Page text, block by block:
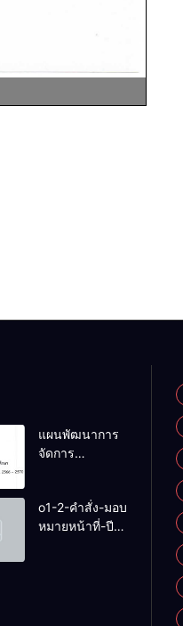
แผนพัฒนาการ
จัดการ
ห้วยยอด 66-70
o1-2-คำสั่ง-มอบ
หมายหน้าที่-ปี